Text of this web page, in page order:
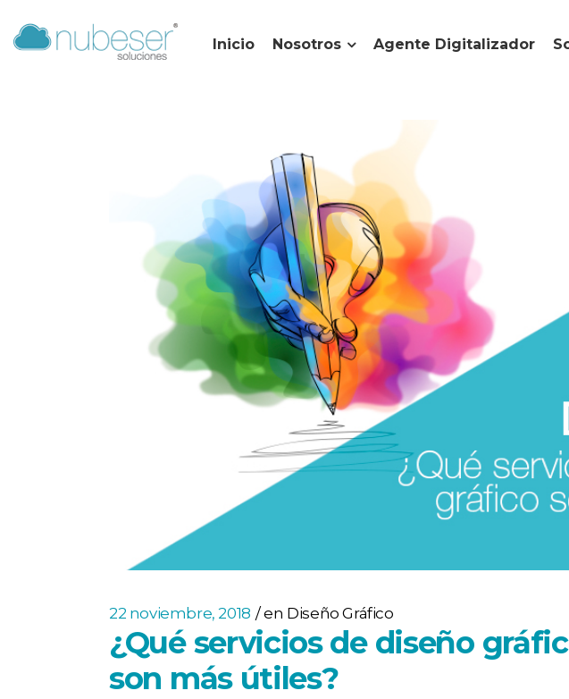
Inicio Nosotros Agente Digitalizador
22 noviembre, 2018 en Diseño Gráfico
¿Qué servicios de diseño
son más útiles?